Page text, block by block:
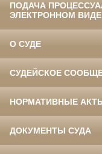
ПОДАЧА
ЭЛЕКТРОННОМ ВИДЕ
О СУДЕ
СУДЕЙСКОЕ
НОРМАТИВНЫЕ
ДОКУМЕНТЫ СУДА